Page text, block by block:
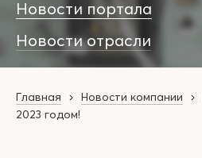
Новости портала
Новости отрасли
Главная Новости компании
2023 годом!